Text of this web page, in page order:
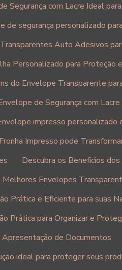
Segurança com Lacre Ideal
de segurança personalizado
Auto Adesivos
Personalizado para Proteção
do Envelope Transparente
de Segurança com
impresso personalizado
Impresso pode
Descubra os Benefícios
Melhores Envelopes
Prática e Eficiente para suas
Prática para Organizar e
de Documentos
ideal para proteger seus